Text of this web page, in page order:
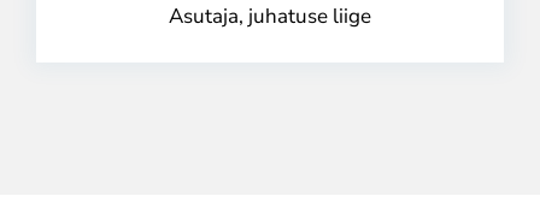
Asutaja, juhatuse liige